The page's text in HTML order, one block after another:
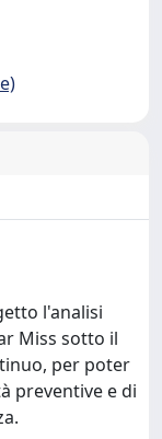
l'analisi
Miss sotto il
per poter
preventive e di